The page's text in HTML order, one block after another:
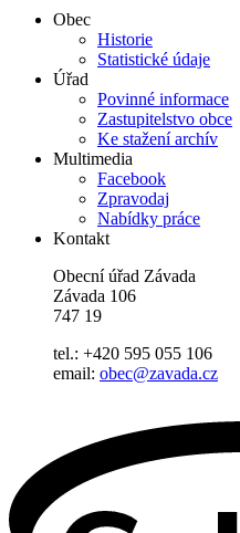
Obec
Historie
Statistické údaje
Úřad
Povinné informace
Zastupitelstvo obce
Ke stažení archív
Multimedia
Facebook
Zpravodaj
Nabídky práce
Kontakt
Obecní úřad Závada
Závada 106
747 19
tel.: +420 595 055 106
email: obec@zavada.cz